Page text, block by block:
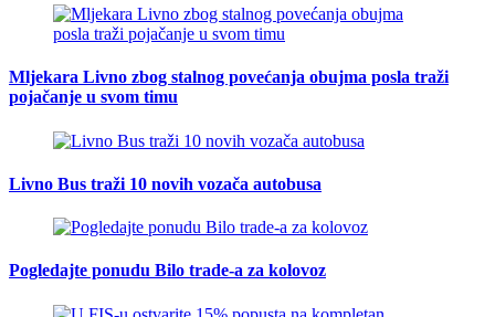
Mljekara Livno zbog stalnog povećanja obujma posla traži
pojačanje u svom timu
Livno Bus traži 10 novih vozača autobusa
Pogledajte ponudu Bilo trade-a za kolovoz